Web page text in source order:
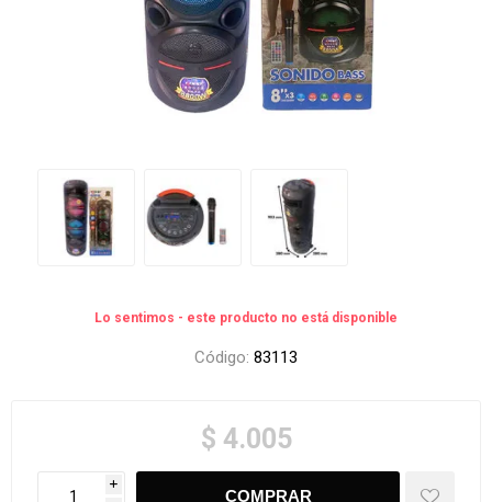
Lo sentimos - este producto no está disponible
Código: 83113
$ 4.005
i